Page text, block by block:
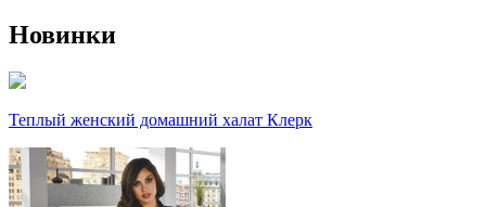
Новинки
Теплый женский домашний халат Клерк